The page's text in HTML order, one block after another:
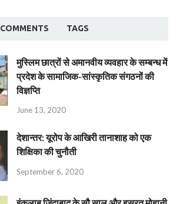
COMMENTS TAGS
मुस्लिम छात्रों से अमानवीय व्यवहार के सम्बन्ध में
प्रदेश के सामाजिक-सांस्कृतिक संगठनों की
विज्ञप्ति
June 13, 2020
देशान्‍तर: यूरोप के आखिरी तानाशाह को एक
शिक्षिका की चुनौती
September 6, 2020